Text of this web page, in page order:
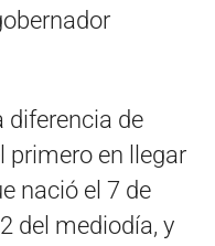
diferencia de
primero en llegar
nació el 7 de
del mediodía, y